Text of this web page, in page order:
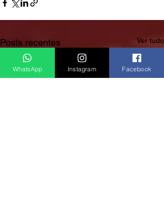
Posts recentes Ver tudo
WhatsApp Instagram Facebook